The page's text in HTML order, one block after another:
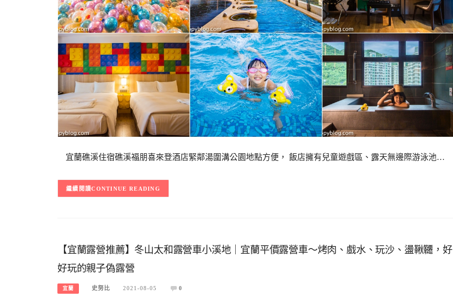
宜蘭礁溪住宿礁溪福朋喜來登酒店緊鄰湯圍溝公園地點方便， 飯店擁有兒童遊戲區、露天無邊際游泳池…
CONTINUE READING
【宜蘭露營推薦】冬山太和露營車小溪地｜宜蘭平價露營車～烤肉、戲水、玩沙、盪鞦韆，好
好玩的親子偽露營
宜蘭 史努比 2021-08-05 0